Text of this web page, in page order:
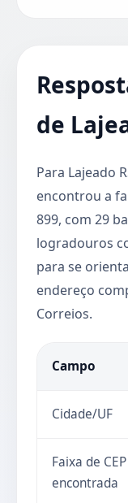
de
Para Lajeado
encontrou a
899, com 29
logradouros
para se
endereço
Correios.
Campo
Cidade/UF
Faixa de CEP
encontrada